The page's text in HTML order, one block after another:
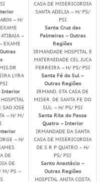
– H/
ATIBAIA –
EXAME
LYRA
Interior
JOSE
– H/ M/
– H/
DE
DE
M/ PS –
CASA DE MISERICORDIA
SANTA ADELIA – H/ PS/
PSI
Santa Cruz das
Palmeiras – Outras
Regiões
IRMANDADE HOSPITAL E
MATERNIDADE CEL JUCA
FERREIRA – H/ PS/ PSI
Santa Fé do Sul –
Outras Regiões
IRMAND. STA CASA DE
MISER. DE SANTA FE DO
SUL – H/ PS/ PSI
Santa Rita do Passa
Quatro – Interior
IRMANDADE DA SANTA
CASA DE MISERICORDIA
DE S R P QUATRO – H/
PS/ PSI
Santo Anastácio –
Outras Regiões
HOSPITAL ANITA COSTA